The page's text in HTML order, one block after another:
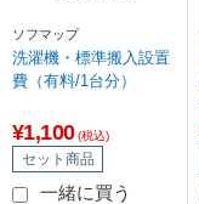
ソフマップ
洗濯機・標準搬入設置
費（有料/1台分）
¥1,100 (税込)
セット商品
一緒に買う